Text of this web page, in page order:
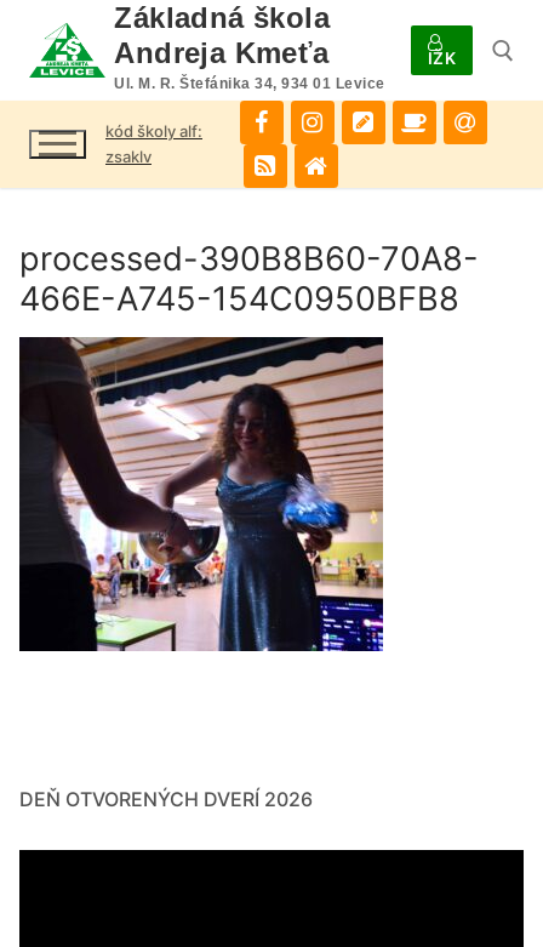
obsah
Základná škola
Andreja Kmeťa
Ul. M. R. Štefánika 34, 934 01 Levice
IŽK
Hľadať:
kód školy alf:
zsaklv
processed-390B8B60-70A8-
466E-A745-154C0950BFB8
DEŇ OTVORENÝCH DVERÍ 2026